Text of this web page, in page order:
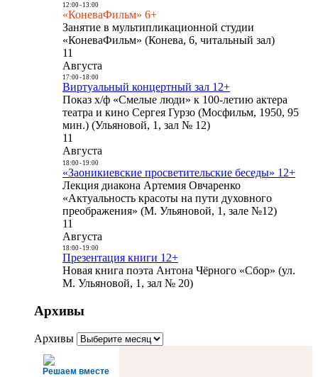
12:00- 13:00
«КоневаФильм» 6+
Занятие в мультипликационной студии
«КоневаФильм» (Конева, 6, читальный зал)
11
Августа
17:00- 18:00
Виртуальный концертный зал 12+
Показ х/ф «Смелые люди» к 100-летию актера
театра и кино Сергея Гурзо (Мосфильм, 1950, 95
мин.) (Ульяновой, 1, зал № 12)
11
Августа
18:00- 19:00
«Заоникиевские просветительские беседы» 12+
Лекция диакона Артемия Овчаренко
«Актуальность красоты на пути духовного
преображения» (М. Ульяновой, 1, зале №12)
11
Августа
18:00- 19:00
Презентация книги 12+
Новая книга поэта Антона Чёрного «Сбор» (ул.
М. Ульяновой, 1, зал № 20)
Архивы
Архивы
Решаем вместе